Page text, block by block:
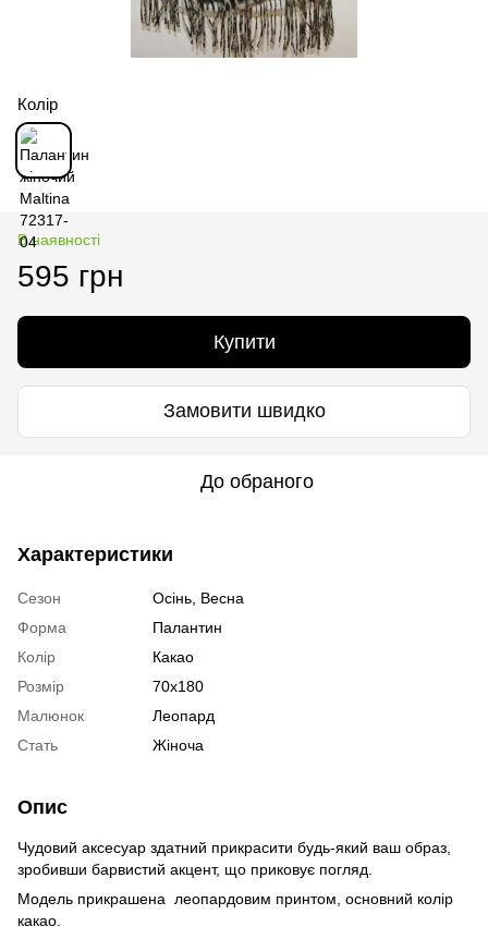
Колір
В наявності
595 грн
Купити
Замовити швидко
До обраного
Характеристики
Сезон
Осінь, Весна
Форма
Палантин
Колір
Какао
Розмір
70х180
Малюнок
Леопард
Стать
Жіноча
Опис
Чудовий аксесуар здатний прикрасити будь-який ваш образ,
зробивши барвистий акцент, що приковує погляд.
Модель прикрашена леопардовим принтом, основний колір
какао.